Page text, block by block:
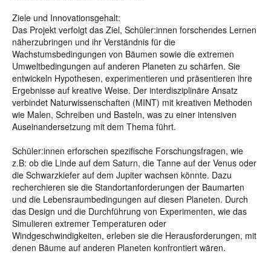
Ziele und Innovationsgehalt:
Das Projekt verfolgt das Ziel, Schüler:innen forschendes Lernen
näherzubringen und ihr Verständnis für die
Wachstumsbedingungen von Bäumen sowie die extremen
Umweltbedingungen auf anderen Planeten zu schärfen. Sie
entwickeln Hypothesen, experimentieren und präsentieren ihre
Ergebnisse auf kreative Weise. Der interdisziplinäre Ansatz
verbindet Naturwissenschaften (MINT) mit kreativen Methoden
wie Malen, Schreiben und Basteln, was zu einer intensiven
Auseinandersetzung mit dem Thema führt.
Schüler:innen erforschen spezifische Forschungsfragen, wie
z.B: ob die Linde auf dem Saturn, die Tanne auf der Venus oder
die Schwarzkiefer auf dem Jupiter wachsen könnte. Dazu
recherchieren sie die Standortanforderungen der Baumarten
und die Lebensraumbedingungen auf diesen Planeten. Durch
das Design und die Durchführung von Experimenten, wie das
Simulieren extremer Temperaturen oder
Windgeschwindigkeiten, erleben sie die Herausforderungen, mit
denen Bäume auf anderen Planeten konfrontiert wären.